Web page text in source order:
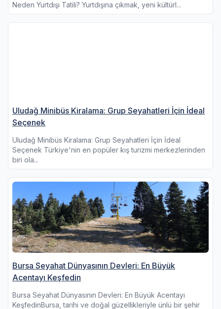
Neden Yurtdışı Tatili? Yurtdışına çıkmak, yeni kültürl...
Uludağ Minibüs Kiralama: Grup Seyahatleri İçin İdeal
Seçenek
Uludağ Minibüs Kiralama: Grup Seyahatleri İçin İdeal
Seçenek Türkiye'nin en popüler kış turizmi merkezlerinden
biri ola...
Bursa Seyahat Dünyasının Devleri: En Büyük
Acentayı Keşfedin
Bursa Seyahat Dünyasının Devleri: En Büyük Acentayı
KeşfedinBursa, tarihi ve doğal güzellikleriyle ünlü bir şehir